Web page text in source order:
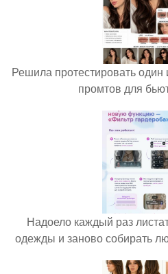
Решила протестировать
промтов для
Надоело каждый раз
одежды и заново собирать